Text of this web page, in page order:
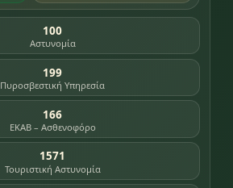
100
Αστυνομία
199
Πυροσβεστική Υπηρεσία
166
ΕΚΑΒ – Ασθενοφόρο
1571
Τουριστική Αστυνομία